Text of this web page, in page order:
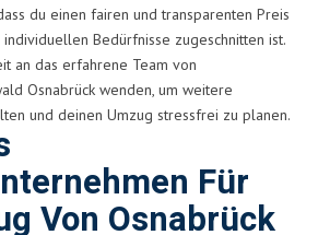
du einen fairen und transparenten Preis
Bedürfnisse zugeschnitten ist.
an das erfahrene Team von
Osnabrück wenden, um weitere
und deinen Umzug stressfrei zu planen.
Für
Von Osnabrück